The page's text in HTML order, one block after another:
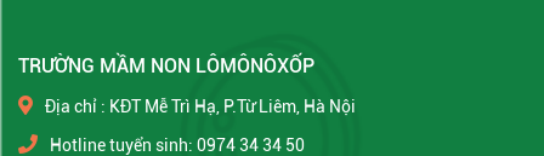
TRƯỜNG MẦM NON LÔMÔNÔXỐP
Địa chỉ : KĐT Mễ Trì Hạ, P.Từ Liêm, Hà Nội
Hotline tuyển sinh: 0974 34 34 50